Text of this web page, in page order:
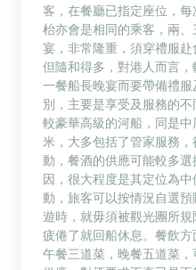
客，在餐廳已指定座位，
枱亦會是相同的乘客，兩
宴，非常隆重，須穿禮服
但隨和得多，對港人而言
一餐船長晚宴而要帶備禮
別，主要是享受及服務的
較豪華高級的河船，同是
米，大多包括了管家服務
動，餐酒的供應可能較多
因，很大程度是其定位為
動，旅客可以按情況自選
遊時，就毋須被觀光團所
疲倦了就回船休息。餐飲
午餐三道菜，晚餐五道菜